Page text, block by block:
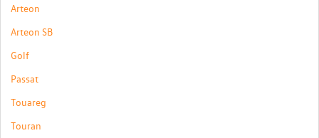
Arteon
Arteon SB
Golf
Passat
Touareg
Touran